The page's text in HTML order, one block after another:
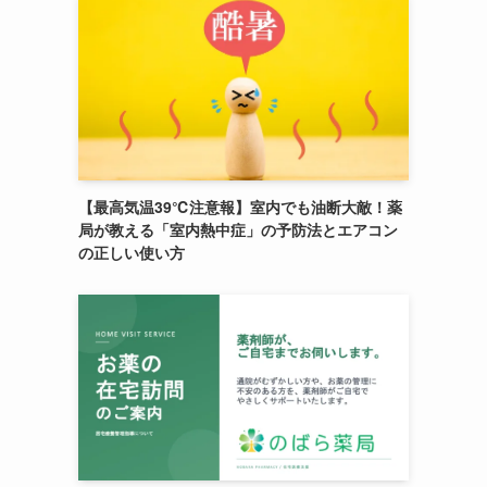
【最高気温39℃注意報】室内でも油断大敵！薬
局が教える「室内熱中症」の予防法とエアコン
の正しい使い方